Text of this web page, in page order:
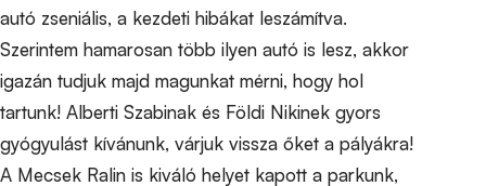
autó zseniális, a kezdeti hibákat leszámítva.
Szerintem hamarosan több ilyen autó is lesz, akkor
igazán tudjuk majd magunkat mérni, hogy hol
tartunk! Alberti Szabinak és Földi Nikinek gyors
gyógyulást kívánunk, várjuk vissza őket a pályákra!
A Mecsek Ralin is kiváló helyet kapott a parkunk,